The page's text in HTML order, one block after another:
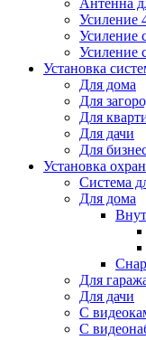
Антенна
Усиление
Усиление
Усиление
Установка
Для дома
Для
Для
Для дачи
Для
Установка
Система
Для дома
Для
Для дачи
С
С